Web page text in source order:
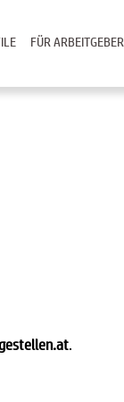
FÜR ARBEITGEBER
.